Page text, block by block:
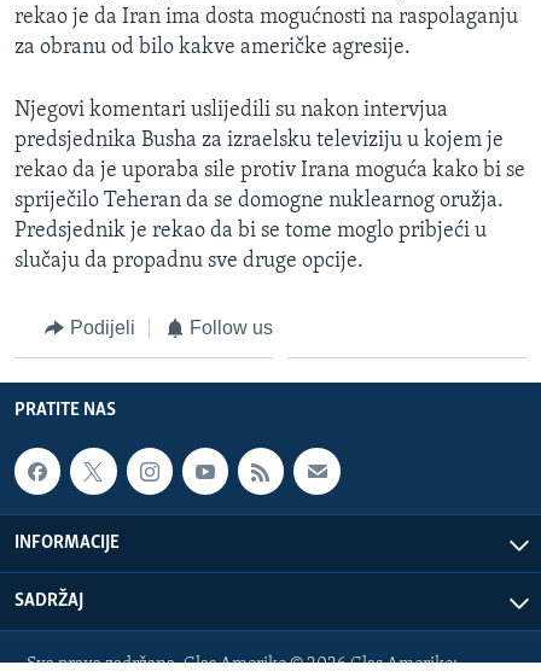
SLOBODA MEDIJA
IZBJEGLIČKA STRANA
MAGAZIN
O GLASU AMERIKE
Learning English
PRATITE NAS
rekao je da Iran ima dosta mogućnosti na raspolaganju
za obranu od bilo kakve američke agresije.
Njegovi komentari uslijedili su nakon intervjua
predsjednika Busha za izraelsku televiziju u kojem je
rekao da je uporaba sile protiv Irana moguća kako bi se
spriječilo Teheran da se domogne nuklearnog oružja.
Predsjednik je rekao da bi se tome moglo pribjeći u
slučaju da propadnu sve druge opcije.
Podijeli Follow us
PRATITE NAS
INFORMACIJE
SADRŽAJ
Sva prava zadržana. Glas Amerike © 2026 Glas Amerike: